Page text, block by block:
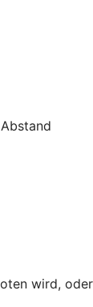
wird, oder